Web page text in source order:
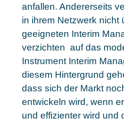
anfallen. Andererseits
in ihrem Netzwerk nicht
geeigneten Interim
verzichten auf das
Instrument Interim
diesem Hintergrund
dass sich der Markt
entwickeln wird, wenn
und effizienter wird und